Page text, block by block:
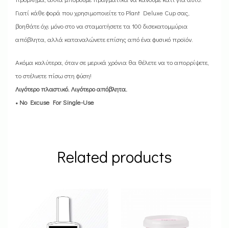
Γιατί κάθε φορά που χρησιμοποιείτε το Plant Deluxe Cup σας,
βοηθάτε όχι μόνο στο να σταματήσετε τα 100 δισεκατομμύρια
απόβλητα, αλλά καταναλώνετε επίσης από ένα φυσικό προϊόν.
Ακόμα καλύτερα, όταν σε μερικά χρόνια θα θέλετε να το απορρίψετε,
το στέλνετε πίσω στη φύση!
Λιγότερο πλαστικό. Λιγότερο απόβλητα.
• No Excuse For Single-Use
Related products